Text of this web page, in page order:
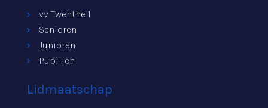
vv Twenthe 1
Senioren
Junioren
Pupillen
Lidmaatschap